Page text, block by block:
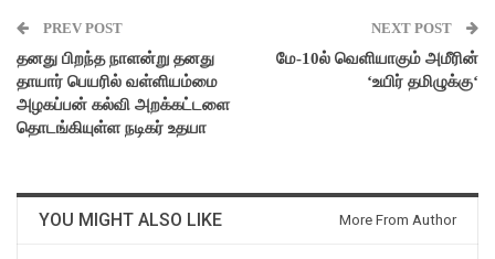
PREV POST
தனது பிறந்த நாளன்று தனது
தாயார் பெயரில் வள்ளியம்மை
அழகப்பன் கல்வி அறக்கட்டளை
தொடங்கியுள்ள நடிகர் உதயா
NEXT POST
மே-10ல் வெளியாகும் அமீரின்
‘உயிர் தமிழுக்கு‘
YOU MIGHT ALSO LIKE More From Author